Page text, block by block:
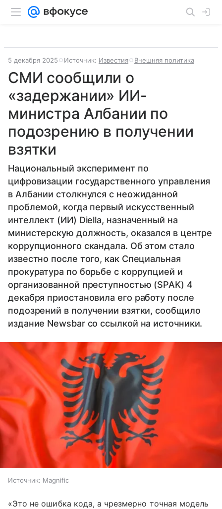
5 декабря 2025 Источник: Известия Внешняя политика
СМИ сообщили о
«задержании» ИИ-
министра Албании по
подозрению в получении
взятки
Национальный эксперимент по
цифровизации государственного управления
в Албании столкнулся с неожиданной
проблемой, когда первый искусственный
интеллект (ИИ) Diella, назначенный на
министерскую должность, оказался в центре
коррупционного скандала. Об этом стало
известно после того, как Специальная
прокуратура по борьбе с коррупцией и
организованной преступностью (SPAK) 4
декабря приостановила его работу после
подозрений в получении взятки, сообщило
издание Newsbar со ссылкой на источники.
Источник: Magnific
«Это не ошибка кода, а чрезмерно точная модель